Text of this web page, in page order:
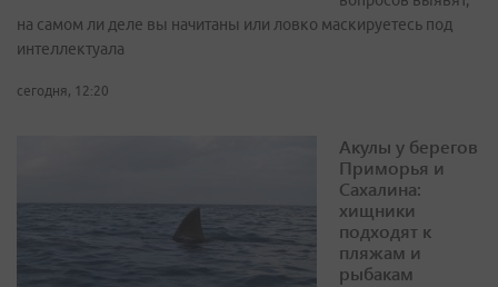
на самом ли деле вы начитаны или ловко маскируетесь под
интеллектуала
сегодня, 12:20
Акулы у берегов
Приморья и
Сахалина:
хищники
подходят к
пляжам и
рыбакам